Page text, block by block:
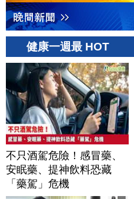
健康一週最 HOT
不只酒駕危險！感冒藥、
安眠藥、提神飲料恐藏
「藥駕」危機